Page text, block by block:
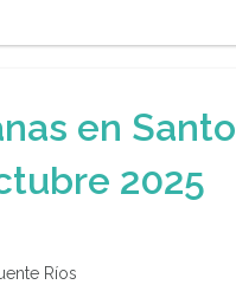
en Santo
2025
Ríos